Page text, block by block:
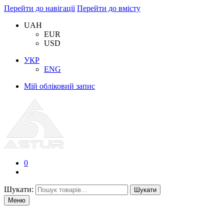
Перейти до навігації Перейти до вмісту
UAH
EUR
USD
УКР
ENG
Мій обліковий запис
0
Шукати:
Шукати
Меню